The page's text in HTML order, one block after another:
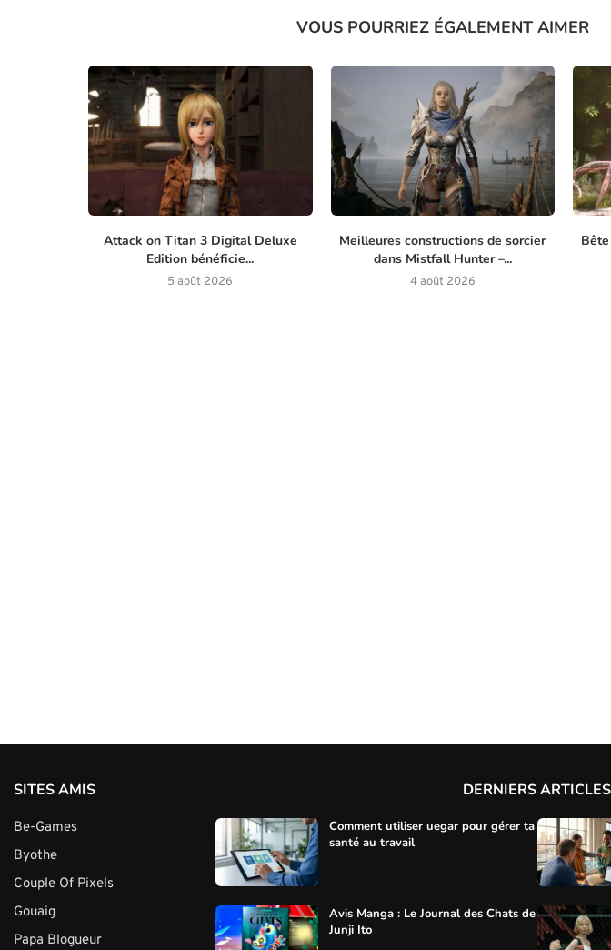
VOUS POURRIEZ ÉGALEMENT AIMER
Attack on Titan 3 Digital Deluxe
Edition bénéficie...
5 août 2026
Meilleures constructions de sorcier
dans Mistfall Hunter –...
4 août 2026
SITES AMIS
Be-Games
Byothe
Couple Of Pixels
Gouaig
Papa Blogueur
DERNIERS ARTICLES
Comment utiliser uegar pour gérer ta
santé au travail
Avis Manga : Le Journal des Chats de
Junji Ito